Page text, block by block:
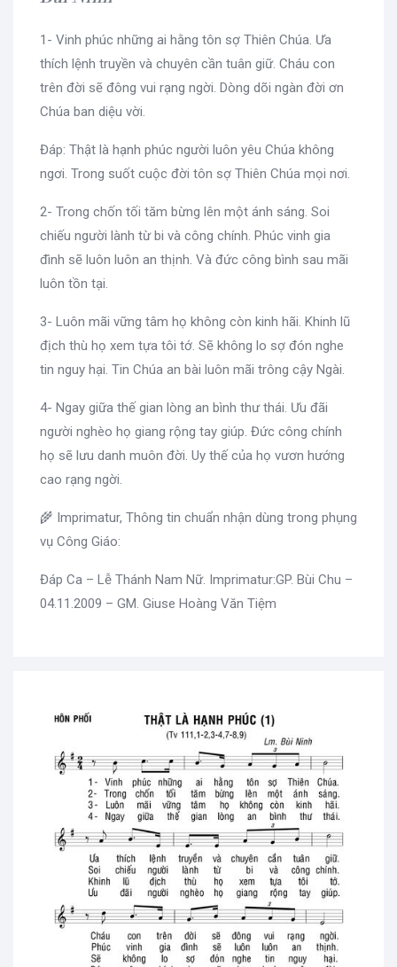
1- Vinh phúc những ai hằng tôn sợ Thiên Chúa. Ưa
thích lệnh truyền và chuyên cần tuân giữ. Cháu con
trên đời sẽ đông vui rạng ngời. Dòng dõi ngàn đời ơn
Chúa ban diệu vời.
Đáp: Thật là hạnh phúc người luôn yêu Chúa không
ngơi. Trong suốt cuộc đời tôn sợ Thiên Chúa mọi nơi.
2- Trong chốn tối tăm bừng lên một ánh sáng. Soi
chiếu người lành từ bi và công chính. Phúc vinh gia
đình sẽ luôn luôn an thịnh. Và đức công bình sau mãi
luôn tồn tại.
3- Luôn mãi vững tâm họ không còn kinh hãi. Khinh lũ
địch thù họ xem tựa tôi tớ. Sẽ không lo sợ đón nghe
tin nguy hại. Tin Chúa an bài luôn mãi trông cậy Ngài.
4- Ngay giữa thế gian lòng an bình thư thái. Ưu đãi
người nghèo họ giang rộng tay giúp. Đức công chính
họ sẽ lưu danh muôn đời. Uy thế của họ vươn hướng
cao rạng ngời.
🌾 Imprimatur, Thông tin chuẩn nhận dùng trong phụng
vụ Công Giáo:
Đáp Ca – Lễ Thánh Nam Nữ. Imprimatur:GP. Bùi Chu –
04.11.2009 – GM. Giuse Hoàng Văn Tiệm